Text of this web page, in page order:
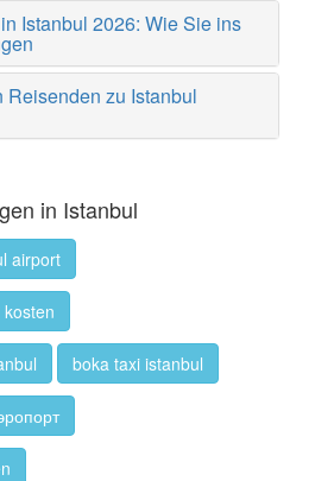
Istanbul 2026: Wie Sie ins
Reisenden zu Istanbul
in Istanbul
airport
boka taxi istanbul